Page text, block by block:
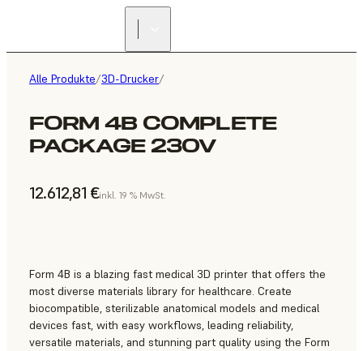
Alle Produkte/3D-Drucker/
FORM 4B COMPLETE
PACKAGE 230V
12.612,81 €inkl. 19 % MwSt.
Form 4B is a blazing fast medical 3D printer that offers the
most diverse materials library for healthcare. Create
biocompatible, sterilizable anatomical models and medical
devices fast, with easy workflows, leading reliability,
versatile materials, and stunning part quality using the Form